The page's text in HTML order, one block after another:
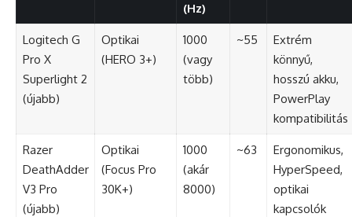
(Hz)
Logitech G
Pro X
Superlight 2
(újabb)
Optikai
(HERO 3+)
1000
(vagy
több)
~55
Extrém
könnyű,
hosszú akku,
PowerPlay
kompatibilitás
Razer
DeathAdder
V3 Pro
(újabb)
Optikai
(Focus Pro
30K+)
1000
(akár
8000)
~63
Ergonomikus,
HyperSpeed,
optikai
kapcsolók